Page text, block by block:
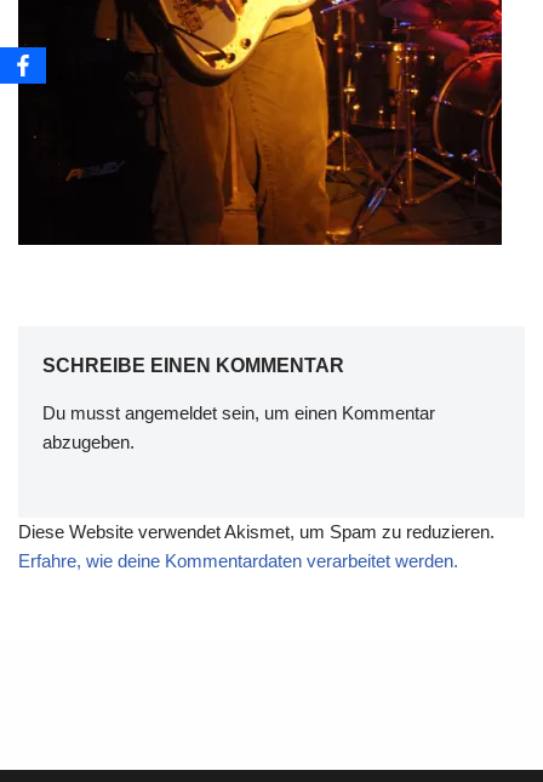
SCHREIBE EINEN KOMMENTAR
Du musst angemeldet sein, um einen Kommentar
abzugeben.
Diese Website verwendet Akismet, um Spam zu reduzieren.
Erfahre, wie deine Kommentardaten verarbeitet werden.